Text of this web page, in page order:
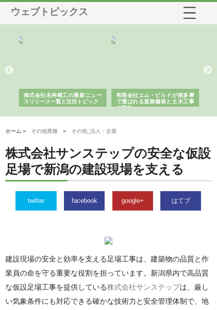
ウェブトピックス
株式会社名神精工の最新ニュー
スリリース一覧と注目トピック
有限会社エム・ビルドが南多摩
で選ばれる道路舗装と土木工事
の実力
ホーム > その他業種 > その他_法人・企業
株式会社サンステップの安全な仮設
足場で新潟の建設現場を支える
twitter facebook google+ はてブ
建設現場の安全と効率を支える足場工事は、建築物の品質と作
業員の命を守る重要な役割を担っています。新潟県内で高品質
な仮設足場工事を提供している株式会社サンステップは、厳し
い気象条件にも対応できる確かな技術力と安全管理体制で、地